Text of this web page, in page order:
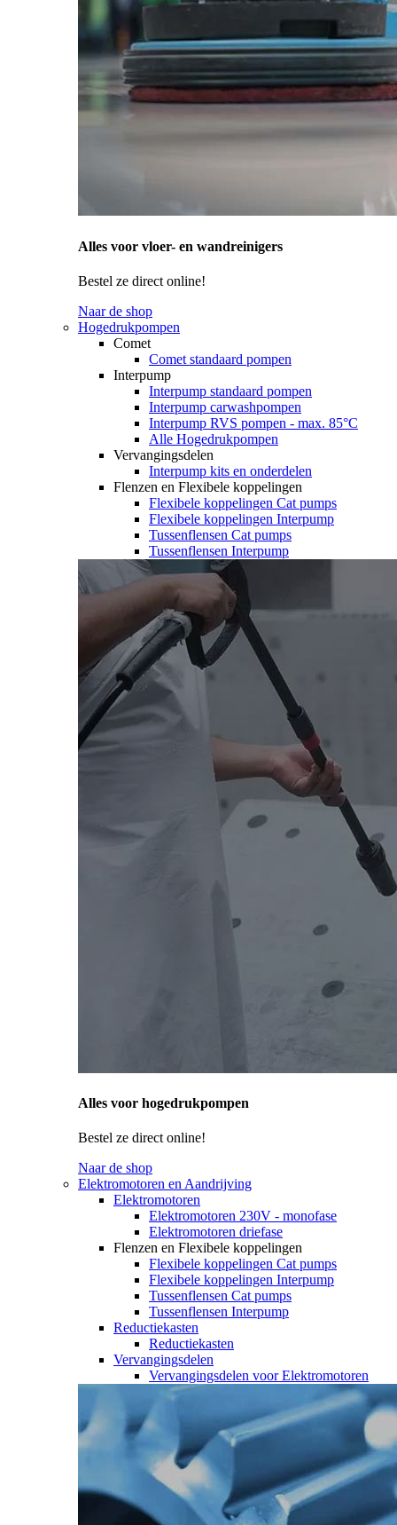
Alles voor vloer- en wandreinigers
Bestel ze direct online!
Naar de shop
Hogedrukpompen
Comet
Comet standaard pompen
Interpump
Interpump standaard pompen
Interpump carwashpompen
Interpump RVS pompen - max. 85°C
Alle Hogedrukpompen
Vervangingsdelen
Interpump kits en onderdelen
Flenzen en Flexibele koppelingen
Flexibele koppelingen Cat pumps
Flexibele koppelingen Interpump
Tussenflensen Cat pumps
Tussenflensen Interpump
Alles voor hogedrukpompen
Bestel ze direct online!
Naar de shop
Elektromotoren en Aandrijving
Elektromotoren
Elektromotoren 230V - monofase
Elektromotoren driefase
Flenzen en Flexibele koppelingen
Flexibele koppelingen Cat pumps
Flexibele koppelingen Interpump
Tussenflensen Cat pumps
Tussenflensen Interpump
Reductiekasten
Reductiekasten
Vervangingsdelen
Vervangingsdelen voor Elektromotoren